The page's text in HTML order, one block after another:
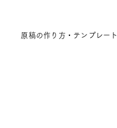
原稿の作り方・テンプレート